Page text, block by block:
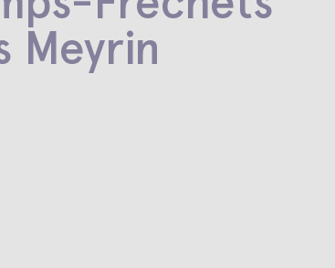
Meyrin